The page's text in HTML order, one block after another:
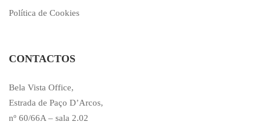
Política de Cookies
CONTACTOS
Bela Vista Office,
Estrada de Paço D’Arcos,
nº 60/66A – sala 2.02